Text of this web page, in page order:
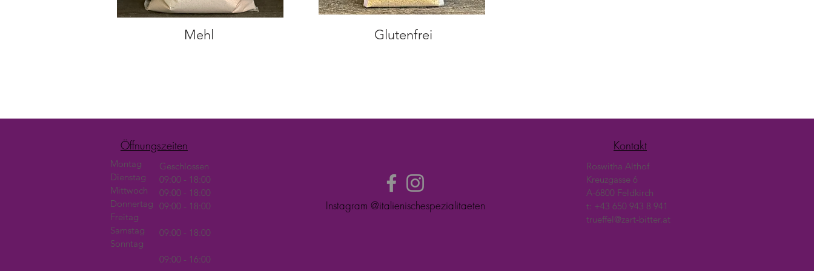
Mehl Glutenfrei
Öffnungszeiten
Montag
Dienstag
Mittwoch
Donnertag
Freitag
Samstag
Sonntag
Geschlossen
09:00 - 18:00
09:00 - 18:00
09:00 - 18:00
09:00 - 18:00
09:00 - 16:00
Kontakt
Instagram @italienischespezialitaeten
Roswitha Althof
Kreuzgasse 6
A-6800 Feldkirch
t: +43 650 943 8 941
trueffel@zart-bitter.at